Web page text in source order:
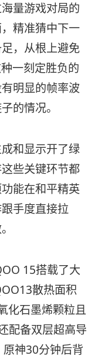
量游戏对局的
精准猜中下一
，从根上避免
一刻定胜负的
明显的帧率波
的情况。
和显示开了绿
些关键环节都
能在和平精英
手度直接拉
15搭载了大
散热面积
化石墨烯颗粒且
配备双层超高导
神30分钟后背